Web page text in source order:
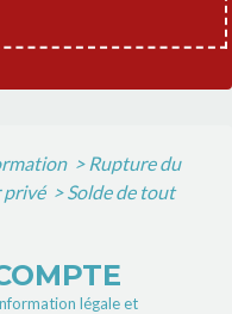
> Rupture du
privé > Solde de tout
légale et